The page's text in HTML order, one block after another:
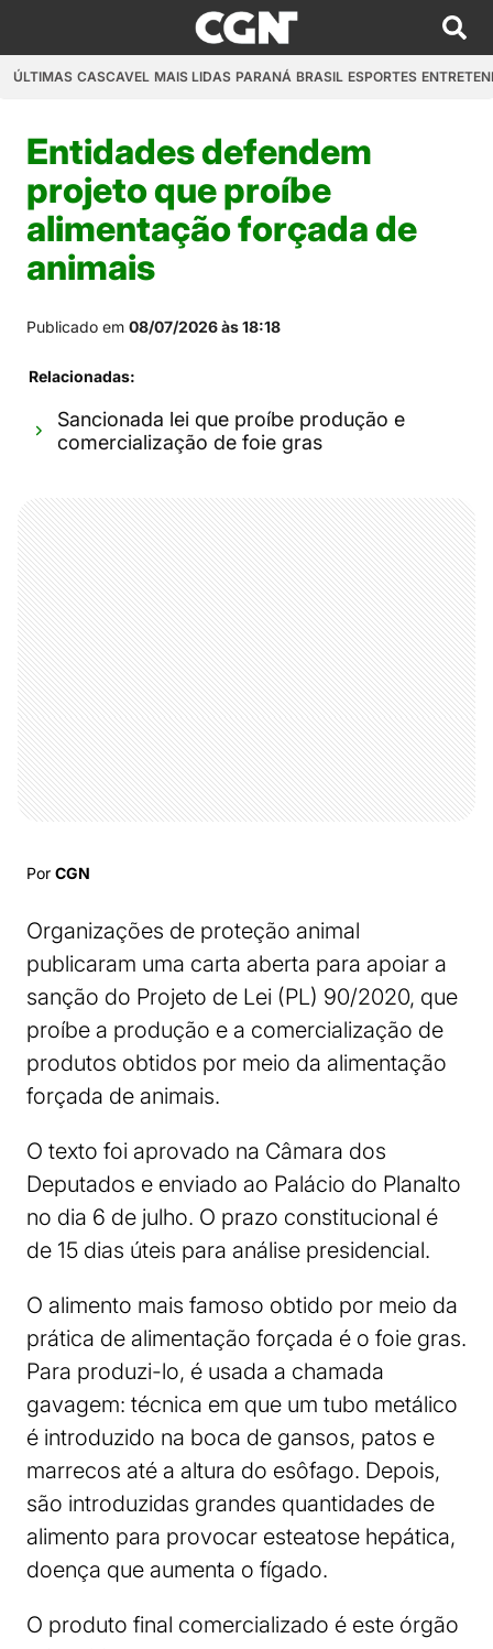
ÚLTIMAS CASCAVEL MAIS LIDAS PARANÁ BRASIL ESPORTES
Entidades defendem
projeto que proíbe
alimentação forçada de
animais
Publicado em 08/07/2026 às 18:18
Relacionadas:
Sancionada lei que proíbe produção e
comercialização de foie gras
Por CGN
Organizações de proteção animal
publicaram uma carta aberta para apoiar a
sanção do Projeto de Lei (PL) 90/2020, que
proíbe a produção e a comercialização de
produtos obtidos por meio da alimentação
forçada de animais.
O texto foi aprovado na Câmara dos
Deputados e enviado ao Palácio do Planalto
no dia 6 de julho. O prazo constitucional é
de 15 dias úteis para análise presidencial.
O alimento mais famoso obtido por meio da
prática de alimentação forçada é o foie gras.
Para produzi-lo, é usada a chamada
gavagem: técnica em que um tubo metálico
é introduzido na boca de gansos, patos e
marrecos até a altura do esôfago. Depois,
são introduzidas grandes quantidades de
alimento para provocar esteatose hepática,
doença que aumenta o fígado.
O produto final comercializado é este órgão